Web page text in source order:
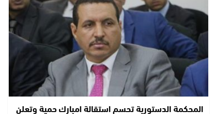
المحكمة الدستورية تحسم استقالة امبارك حمية وتعلن